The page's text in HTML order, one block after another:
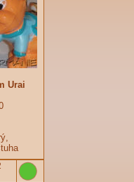
Urai